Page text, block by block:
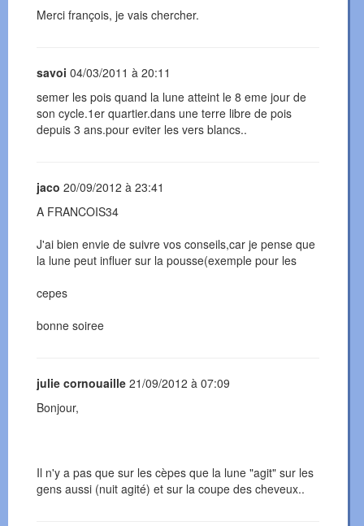
Merci françois, je vais chercher.
savoi 04/03/2011 à 20:11
semer les pois quand la lune atteint le 8 eme jour de
son cycle.1er quartier.dans une terre libre de pois
depuis 3 ans.pour eviter les vers blancs..
jaco 20/09/2012 à 23:41
A FRANCOIS34
J'ai bien envie de suivre vos conseils,car je pense que
la lune peut influer sur la pousse(exemple pour les
cepes
bonne soiree
julie cornouaille 21/09/2012 à 07:09
Bonjour,
Il n'y a pas que sur les cèpes que la lune "agit" sur les
gens aussi (nuit agité) et sur la coupe des cheveux..